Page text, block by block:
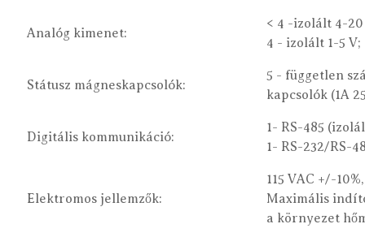
Analóg kimenet:
< 4 -izolált 4-
4 - izolált 1-5 V;
Státusz mágneskapcsolók:
5 - független
kapcsolók (1A
Digitális kommunikáció:
1- RS-485
1- RS-232/RS-
Elektromos jellemzők:
115 VAC +/-
Maximális
a környezet